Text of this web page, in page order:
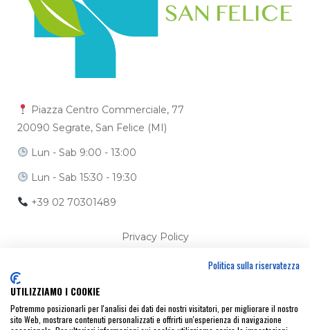
Piazza Centro Commerciale, 77
20090 Segrate, San Felice (MI)
Lun - Sab 9:00 - 13:00
Lun - Sab 15:30 - 19:30
+39 02 70301489
Privacy Policy
Ci trovi anche su
Politica sulla riservatezza
UTILIZZIAMO I COOKIE
Potremmo posizionarli per l'analisi dei dati dei nostri visitatori, per migliorare il nostro
sito Web, mostrare contenuti personalizzati e offrirti un'esperienza di navigazione